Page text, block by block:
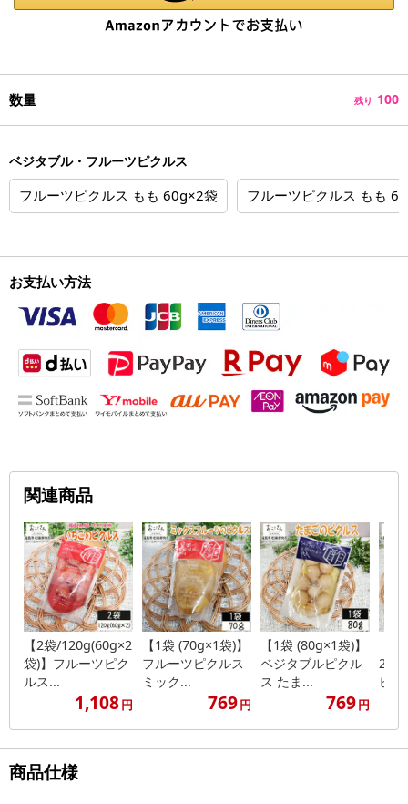
数量 残り 100
ベジタブル・フルーツピクルス
フルーツピクルス もも 60g×2袋 フルーツピクルス もも
お支払い方法
関連商品
【2袋/120g(60g×2
袋)】フルーツピク
ルス...
1,108円
【1袋 (70g×1袋)】
フルーツピクルス
ミック...
769円
【1袋 (80g×1袋)】
ベジタブルピクル
ス たま...
769円
2袋)
ピク
商品仕様